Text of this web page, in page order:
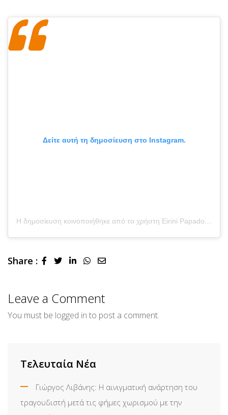
Δείτε αυτή τη δημοσίευση στο Instagram.
Η δημοσίευση κοινοποιήθηκε από το χρήστη Eirini Papadopoulou (@eirini_papadopoulou)
Share : LinkedInWhatsapp
Share
Leave a Comment
You must be logged in to post a comment.
Τελευταία Νέα
Γιώργος Λιβάνης: Η αινιγματική ανάρτηση του
τραγουδιστή μετά τις φήμες χωρισμού με την